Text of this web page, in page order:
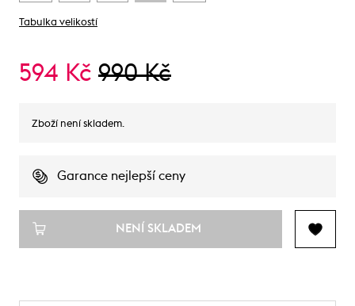
Tabulka velikostí
594 Kč 990 Kč
Zboží není skladem.
Garance nejlepší ceny
NENÍ SKLADEM